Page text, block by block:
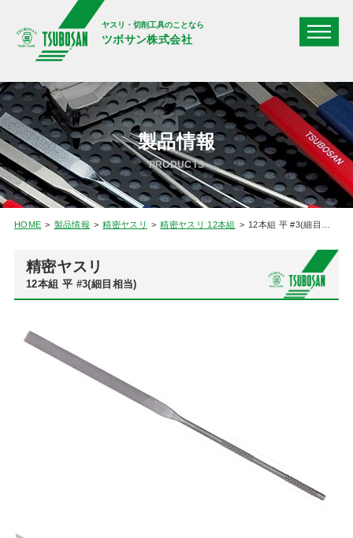
ヤスリ・切削工具のことなら
ツボサン株式会社
製品情報
PRODUCTS
HOME 製品情報 精密ヤスリ 精密ヤスリ 12本組 12本組 平 #3(細目相当)
精密ヤスリ
12本組 平 #3(細目相当)